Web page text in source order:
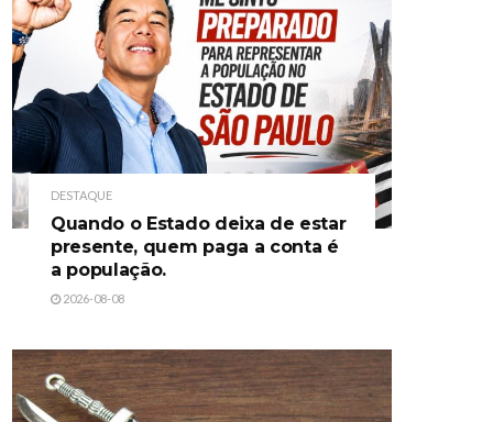
DESTAQUE
Quando o Estado deixa de estar
presente, quem paga a conta é
a população.
2026-08-08